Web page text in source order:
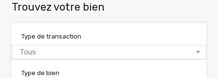
Trouvez votre bien
Type de transaction
Tous
Type de bien